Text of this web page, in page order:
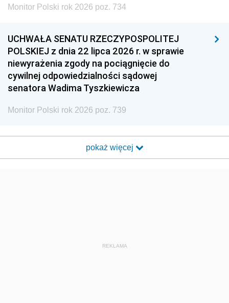
Monitor Polski rok 2026 poz. 734
UCHWAŁA SENATU RZECZYPOSPOLITEJ
POLSKIEJ z dnia 22 lipca 2026 r. w sprawie
niewyrażenia zgody na pociągnięcie do
cywilnej odpowiedzialności sądowej
senatora Wadima Tyszkiewicza
Monitor Polski rok 2026 poz. 739
pokaż więcej
REKLAMA